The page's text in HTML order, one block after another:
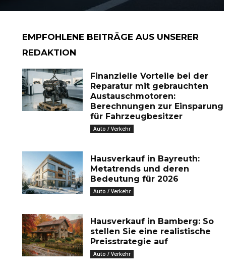
EMPFOHLENE BEITRÄGE AUS UNSERER
REDAKTION
Finanzielle Vorteile bei der
Reparatur mit gebrauchten
Austauschmotoren:
Berechnungen zur Einsparung
für Fahrzeugbesitzer
Auto / Verkehr
Hausverkauf in Bayreuth:
Metatrends und deren
Bedeutung für 2026
Auto / Verkehr
Hausverkauf in Bamberg: So
stellen Sie eine realistische
Preisstrategie auf
Auto / Verkehr